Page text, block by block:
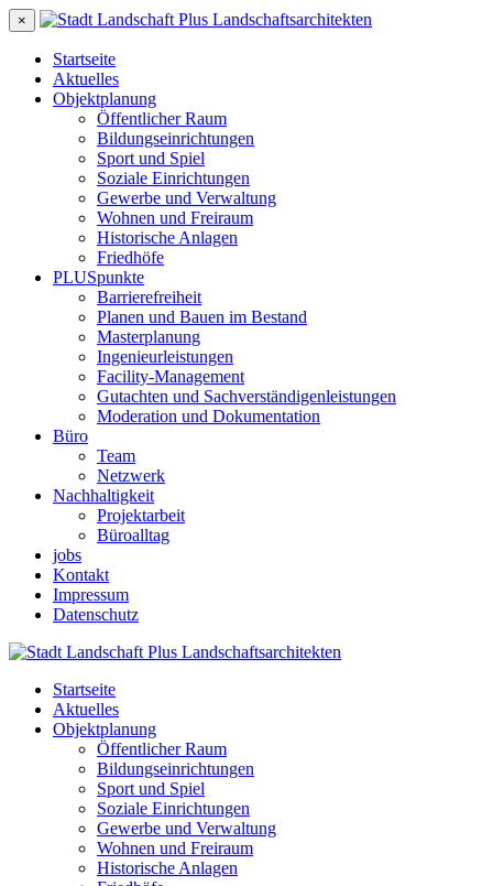
×
Startseite
Aktuelles
Objektplanung
Öffentlicher Raum
Bildungseinrichtungen
Sport und Spiel
Soziale Einrichtungen
Gewerbe und Verwaltung
Wohnen und Freiraum
Historische Anlagen
Friedhöfe
PLUSpunkte
Barrierefreiheit
Planen und Bauen im Bestand
Masterplanung
Ingenieurleistungen
Facility-Management
Gutachten und Sachverständigenleistungen
Moderation und Dokumentation
Büro
Team
Netzwerk
Nachhaltigkeit
Projektarbeit
Büroalltag
jobs
Kontakt
Impressum
Datenschutz
Startseite
Aktuelles
Objektplanung
Öffentlicher Raum
Bildungseinrichtungen
Sport und Spiel
Soziale Einrichtungen
Gewerbe und Verwaltung
Wohnen und Freiraum
Historische Anlagen